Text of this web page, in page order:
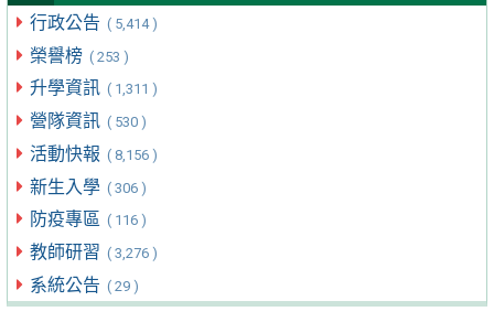
行政公告 ( 5,414 )
榮譽榜 ( 253 )
升學資訊 ( 1,311 )
營隊資訊 ( 530 )
活動快報 ( 8,156 )
新生入學 ( 306 )
防疫專區 ( 116 )
教師研習 ( 3,276 )
系統公告 ( 29 )